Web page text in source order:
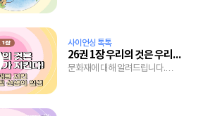
사이언싱 톡톡
26권 1장 우리의 것은 우리가 지킨다!
문화재에 대해 알려드립니다.